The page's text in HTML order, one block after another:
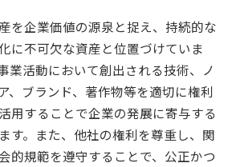
を企業価値の源泉と捉え、持続的な
に不可欠な資産と位置づけていま
業活動において創出される技術、ノ
、ブランド、著作物等を適切に権利
用することで企業の発展に寄与する
す。また、他社の権利を尊重し、関
的規範を遵守することで、公正かつ